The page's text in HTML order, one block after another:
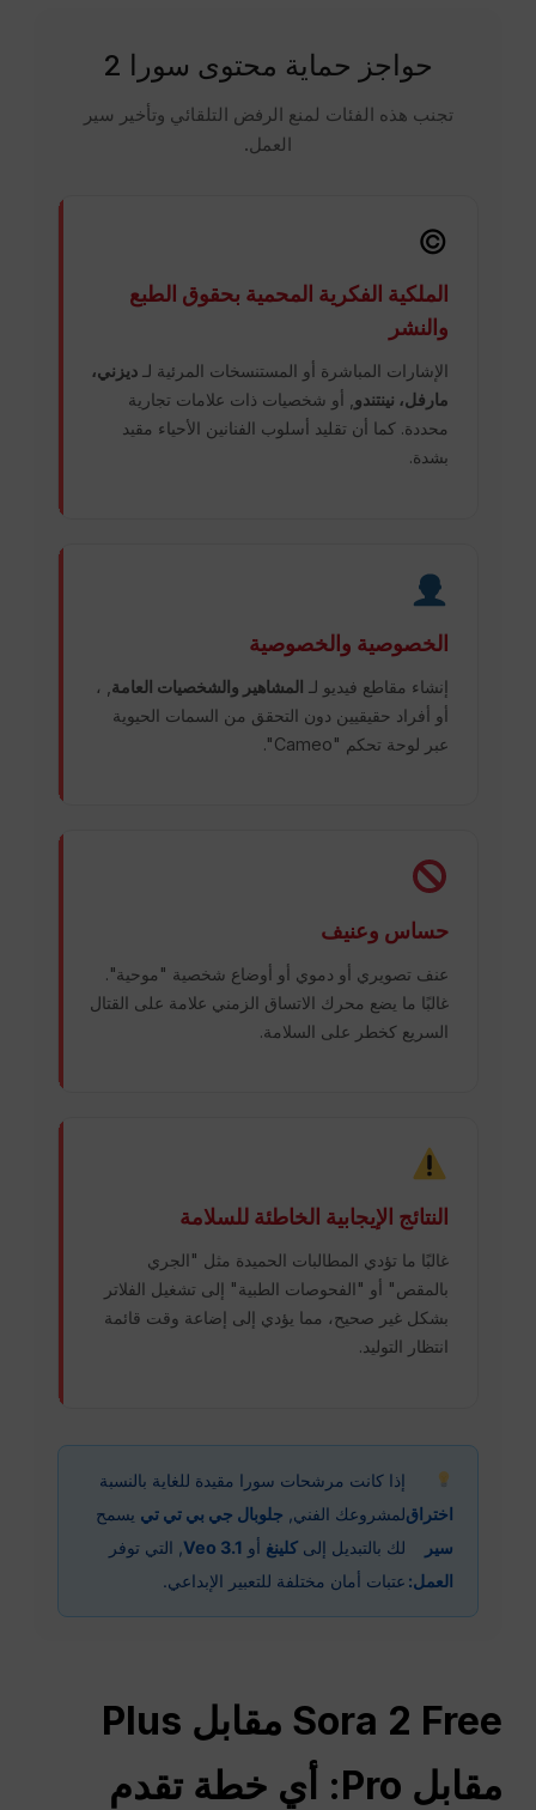
حواجز حماية محتوى سورا 2
تجنب هذه الفئات لمنع الرفض التلقائي وتأخير سير
العمل.
©️
الملكية الفكرية المحمية بحقوق الطبع
والنشر
الإشارات المباشرة أو المستنسخات المرئية لـديزني،
مارفل، نينتندو, أو شخصيات ذات علامات تجارية
محددة. كما أن تقليد أسلوب الفنانين الأحياء مقيد
بشدة.
الخصوصية والخصوصية
إنشاء مقاطع فيديو لـ المشاهير والشخصيات العامة , ،
أو أفراد حقيقيين دون التحقق من السمات الحيوية
عبر لوحة تحكم "Cameo".
حساس وعنيف
عنف تصويري أو دموي أو أوضاع شخصية "موحية".
غالبًا ما يضع محرك الاتساق الزمني علامة على القتال
السريع كخطر على السلامة.
النتائج الإيجابية الخاطئة للسلامة
غالبًا ما تؤدي المطالبات الحميدة مثل "الجري
بالمقص" أو "الفحوصات الطبية" إلى تشغيل الفلاتر
بشكل غير صحيح، مما يؤدي إلى إضاعة وقت قائمة
انتظار التوليد.
اختراق
سير
العمل:
إذا كانت مرشحات سورا مقيدة للغاية بالنسبة
لمشروعك الفني, جلوبال جي بي تي تي يسمح
لك بالتبديل إلىكلينغ أو Veo 3.1, التي توفر
عتبات أمان مختلفة للتعبير الإبداعي.
Sora 2 Free مقابل Plus
مقابل Pro: أي خطة تقدم